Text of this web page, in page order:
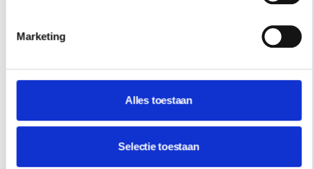
Marketing
Alles toestaan
Selectie toestaan
Het originele parket werd vervangen voor een donkere